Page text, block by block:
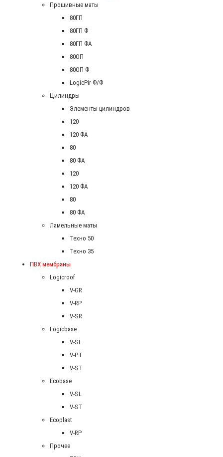
Прошивные маты
80ГП
80ГП Ф
80ГП ФА
80ОП
80ОП Ф
LogicPir Ф/Ф
Цилиндры
Элементы цилиндров
120
120 ФА
80
80 ФА
120
120 ФА
80
80 ФА
Ламельные маты
Техно 50
Техно 35
ПВХ мембраны
Logicroof
V-GR
V-RP
V-SR
Logicbase
V-SL
V-PT
V-ST
Ecobase
V-SL
V-ST
Ecoplast
V-RP
Прочее